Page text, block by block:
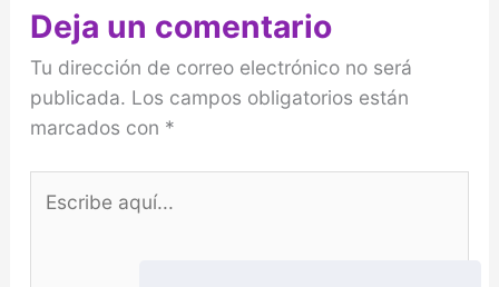
Deja un comentario
Tu dirección de correo electrónico no será
publicada. Los campos obligatorios están
marcados con *
aquí...